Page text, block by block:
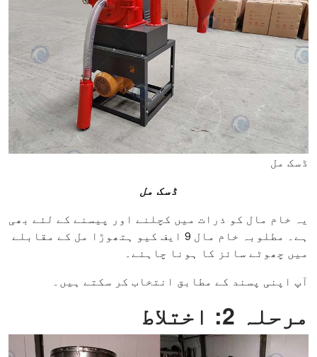
ڈسک مل
ڈسک مل
یہ خام مال کو ذرات میں کچلنے اور پیسنے کے لئے بھی
ہے۔ مطلوبہ خام مال 9 ایف کیو ہتھوڑا مل کے مقابلے
میں چھوٹے سائز کا ہونا چاہئے۔
آپ اپنی پسند کے مطابق انتخاب کر سکتے ہیں۔
مرحلہ 2: اختلاط